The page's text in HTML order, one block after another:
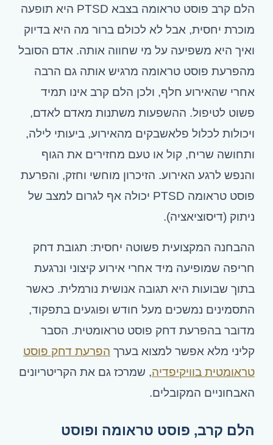
הלם קרב פוסט טראומה בצבא PTSD היא תופעה
מוכרת יחסית, אבל לא לכולם ברור מה היא בדיוק
ואיך היא משפיעה על מי שחווה אותה. אדם הסובל
מהפרעת פוסט טראומה מרגיש אותה גם הרבה
אחרי שהאירוע חלף, ולכן הלם קרב אינו תמיד
פשוט לטיפול. ההשפעות משתנות מאדם לאדם,
ויכולות לכלול פלאשבקים מהאירוע, ביעותי לילה,
ותחושה שריח, קול או טעם מחזירים את הגוף
והנפש לרגע האירוע. הזיכרון מוחשי וחזק, והפרעת
פוסט טראומה PTSD יכולה אף לגרום למצב של
ניתוק (דיסוציאציה).
ההבחנה המקצועית פשוטה יחסית: תגובת דחק
חריפה שמופיעה מיד אחרי אירוע קיצוני ונרגעת
בתוך שבועות היא תגובה אנושית נורמלית. כאשר
התסמינים נמשכים מעל חודש ופוגעים בתפקוד,
מדובר בהפרעת דחק פוסט טראומטית. הסבר
קליני מלא אפשר למצוא בערך הפרעת דחק פוסט
טראומטית בוויקיפדיה, שמרכז גם את הקריטריונים
האבחוניים המקובלים.
הלם קרב, פוסט טראומה ופוסט